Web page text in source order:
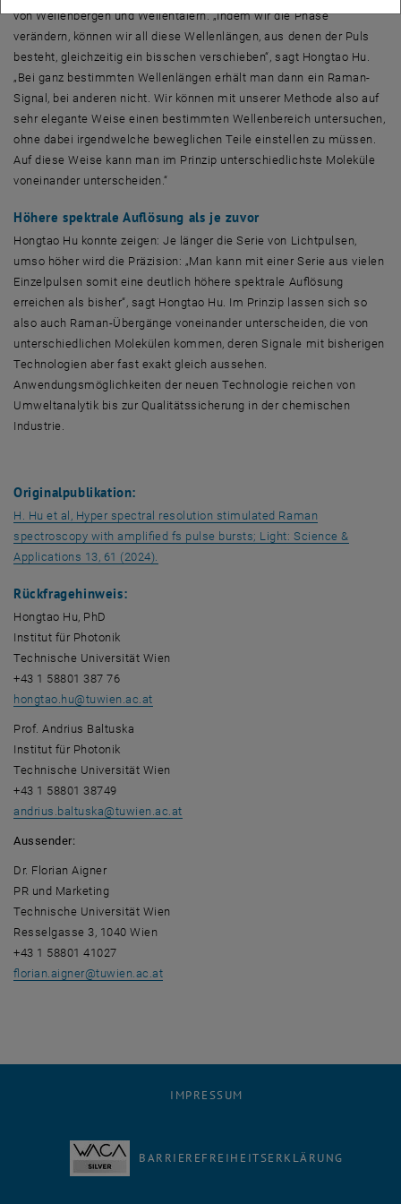
von Wellenbergen und Wellentälern. „Indem wir die Phase
verändern, können wir all diese Wellenlängen, aus denen der Puls
besteht, gleichzeitig ein bisschen verschieben“, sagt Hongtao Hu.
„Bei ganz bestimmten Wellenlängen erhält man dann ein Raman-
Signal, bei anderen nicht. Wir können mit unserer Methode also auf
sehr elegante Weise einen bestimmten Wellenbereich untersuchen,
ohne dabei irgendwelche beweglichen Teile einstellen zu müssen.
Auf diese Weise kann man im Prinzip unterschiedlichste Moleküle
voneinander unterscheiden.“
Höhere spektrale Auflösung als je zuvor
Hongtao Hu konnte zeigen: Je länger die Serie von Lichtpulsen,
umso höher wird die Präzision: „Man kann mit einer Serie aus vielen
Einzelpulsen somit eine deutlich höhere spektrale Auflösung
erreichen als bisher“, sagt Hongtao Hu. Im Prinzip lassen sich so
also auch Raman-Übergänge voneinander unterscheiden, die von
unterschiedlichen Molekülen kommen, deren Signale mit bisherigen
Technologien aber fast exakt gleich aussehen.
Anwendungsmöglichkeiten der neuen Technologie reichen von
Umweltanalytik bis zur Qualitätssicherung in der chemischen
Industrie.
Originalpublikation:
H. Hu et al, Hyper spectral resolution stimulated Raman
spectroscopy with amplified fs pulse bursts; Light: Science &
Applications 13, 61 (2024).
Rückfragehinweis:
Hongtao Hu, PhD
Institut für Photonik
Technische Universität Wien
+43 1 58801 387 76
hongtao.hu@tuwien.ac.at
Prof. Andrius Baltuska
Institut für Photonik
Technische Universität Wien
+43 1 58801 38749
andrius.baltuska@tuwien.ac.at
Aussender:
Dr. Florian Aigner
PR und Marketing
Technische Universität Wien
Resselgasse 3, 1040 Wien
+43 1 58801 41027
florian.aigner@tuwien.ac.at
IMPRESSUM
BARRIEREFREIHEITSERKLÄRUNG